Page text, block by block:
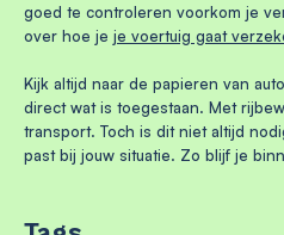
goed te controleren voorkom je
over hoe je je voertuig gaat
Kijk altijd naar de papieren van
direct wat is toegestaan. Met
transport. Toch is dit niet altijd
past bij jouw situatie. Zo blijf je